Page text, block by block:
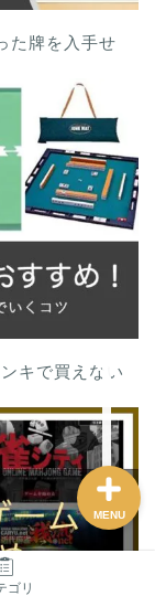
た牌を入手せ
キで買えない
ゴリ
MENU
サイ
マップ
合わせ